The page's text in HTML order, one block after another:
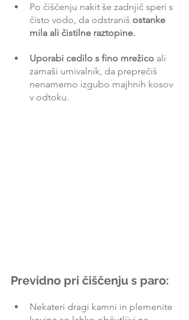
Po čiščenju nakit še zadnjič speri s
čisto vodo, da odstraniš ostanke
mila ali čistilne raztopine.
Uporabi cedilo s fino mrežico ali
zamaši umivalnik, da preprečiš
nenamerno izgubo majhnih kosov
v odtoku.
Previdno pri čiščenju s paro:
Nekateri dragi kamni in plemenite